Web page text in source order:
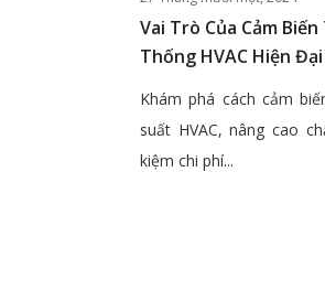
Vai Trò Của Cảm
Thống HVAC Hiện Đại
Khám phá cách cảm
suất HVAC, nâng cao
kiệm chi phí...